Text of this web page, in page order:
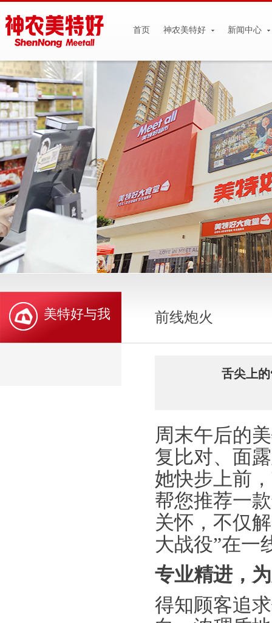
首页 神农美特好 新闻中心
美特好与我 前线炮火
舌尖上
周末午后的
复比对、面
她快步上前
帮您推荐一
关怀，不仅
大战役”在一
专业精进，
得知顾客追